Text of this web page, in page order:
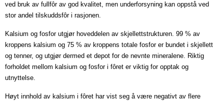
ved bruk av fullfôr av god kvalitet, men underforsyning kan oppstå ved
stor andel tilskuddsfôr i rasjonen.
Kalsium og fosfor utgjør hoveddelen av skjellettstrukturen. 99 % av
kroppens kalsium og 75 % av kroppens totale fosfor er bundet i skjellett
og tenner, og utgjør dermed et depot for de nevnte mineralene. Riktig
forholdet mellom kalsium og fosfor i fôret er viktig for opptak og
utnyttelse.
Høyt innhold av kalsium i fôret har vist seg å være negativt av flere